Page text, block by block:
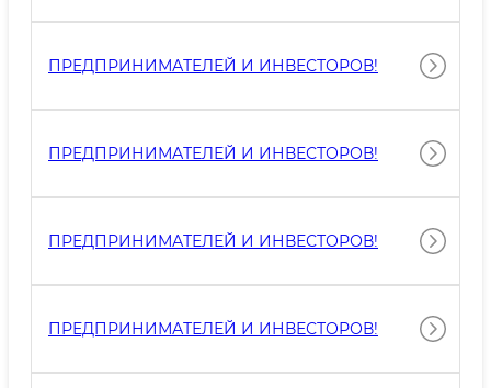
ПРЕДПРИНИМАТЕЛЕЙ И ИНВЕСТОРОВ!
ПРЕДПРИНИМАТЕЛЕЙ И ИНВЕСТОРОВ!
ПРЕДПРИНИМАТЕЛЕЙ И ИНВЕСТОРОВ!
ПРЕДПРИНИМАТЕЛЕЙ И ИНВЕСТОРОВ!